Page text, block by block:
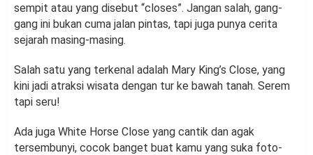
sempit atau yang disebut “closes”. Jangan salah, gang-
gang ini bukan cuma jalan pintas, tapi juga punya cerita
sejarah masing-masing.
Salah satu yang terkenal adalah Mary King’s Close, yang
kini jadi atraksi wisata dengan tur ke bawah tanah. Serem
tapi seru!
Ada juga White Horse Close yang cantik dan agak
tersembunyi, cocok banget buat kamu yang suka foto-